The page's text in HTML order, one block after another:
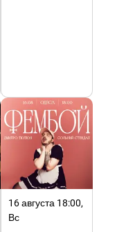
16 августа 18:00,
Вс